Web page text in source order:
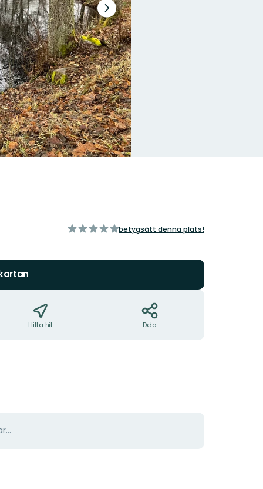
Nästa
bildspel
av
betygsätt denna plats!
Hitta hit Dela